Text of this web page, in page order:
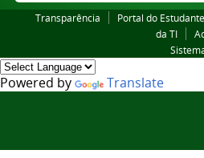
Transparência Portal do Estudante
da TI
Powered by Translate